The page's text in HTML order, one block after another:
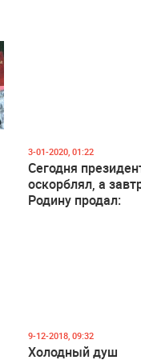
3-01-2020, 01:22
Сегодня
оскорблял, а
Родину продал:
9-12-2018, 09:32
Холодный душ